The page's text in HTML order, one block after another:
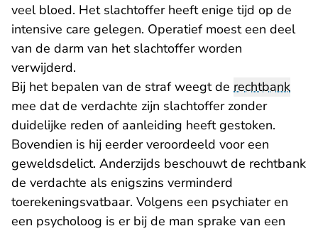
veel bloed. Het slachtoffer heeft enige tijd op de
intensive care gelegen. Operatief moest een deel
van de darm van het slachtoffer worden
verwijderd.
Bij het bepalen van de straf weegt de rechtbank
mee dat de verdachte zijn slachtoffer zonder
duidelijke reden of aanleiding heeft gestoken.
Bovendien is hij eerder veroordeeld voor een
geweldsdelict. Anderzijds beschouwt de rechtbank
de verdachte als enigszins verminderd
toerekeningsvatbaar. Volgens een psychiater en
een psycholoog is er bij de man sprake van een